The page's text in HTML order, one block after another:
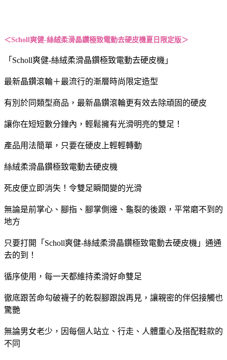
＜Scholl爽健-絲絨柔滑晶鑽極致電動去硬皮機夏日限定版＞
「Scholl爽健-絲絨柔滑晶鑽極致電動去硬皮機」
最新晶鑽滾輪＋最流行的漸層時尚限定造型
有別於同類型商品，最新晶鑽滾輪更有效去除頑固的硬皮
讓你在短短數分鐘內，輕鬆擁有光滑明亮的雙足！
產品用法簡單，只要在硬皮上輕輕轉動
絲絨柔滑晶鑽極致電動去硬皮機
死皮便立即消失！令雙足瞬間變的光滑
無論是前掌心、腳指、腳掌側邊、龜裂的後跟，平常磨不到的
地方
只要打開「Scholl爽健-絲絨柔滑晶鑽極致電動去硬皮機」通通
去的到！
循序使用，每一天都維持柔滑好命雙足
徹底跟苦命勾破襪子的乾裂腳跟說再見，讓親密的伴侶接觸也
驚艷
無論男女老少，因每個人站立、行走、人體重心及搭配鞋款的
不同